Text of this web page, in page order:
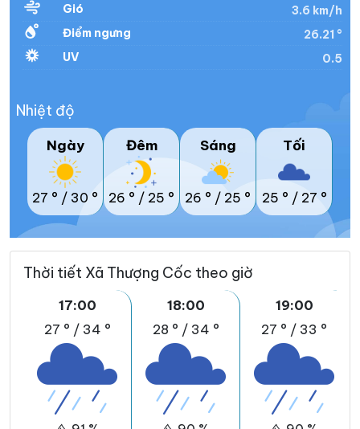
Gió
3.6 km/h
Điểm ngưng
26.21 °
UV
0.5
Nhiệt độ
Ngày
27 ° / 30 °
Đêm
26 ° / 25 °
Sáng
26 ° / 25 °
Tối
25 ° / 27 °
Thời tiết Xã Thượng Cốc theo giờ
17:00
27 ° / 34 °
18:00
28 ° / 34 °
19:00
27 ° / 33 °